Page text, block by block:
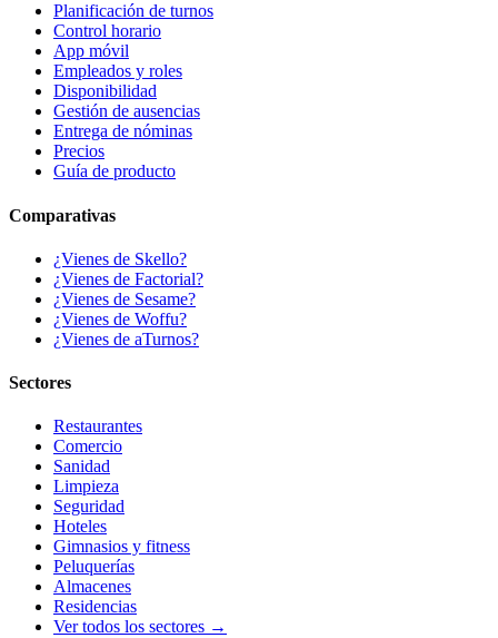
Planificación de turnos
Control horario
App móvil
Empleados y roles
Disponibilidad
Gestión de ausencias
Entrega de nóminas
Precios
Guía de producto
Comparativas
¿Vienes de Skello?
¿Vienes de Factorial?
¿Vienes de Sesame?
¿Vienes de Woffu?
¿Vienes de aTurnos?
Sectores
Restaurantes
Comercio
Sanidad
Limpieza
Seguridad
Hoteles
Gimnasios y fitness
Peluquerías
Almacenes
Residencias
Ver todos los sectores →